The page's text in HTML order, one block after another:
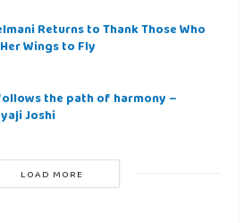
Returns to Thank Those Who
Wings to Fly
the path of harmony –
Joshi
LOAD MORE